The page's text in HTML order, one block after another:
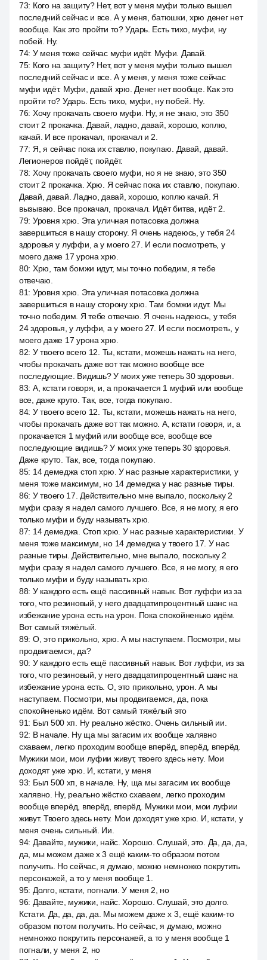
73: Кого на защиту? Нет, вот у меня муфи только вышел
последний сейчас и все. А у меня, батюшки, хрю денег нет
вообще. Как это пройти то? Ударь. Есть тихо, муфи, ну
побей. Ну.
74: У меня тоже сейчас муфи идёт. Муфи. Давай.
75: Кого на защиту? Нет, вот у меня муфи только вышел
последний сейчас и все. А у меня, у меня тоже сейчас
муфи идёт. Муфи, давай хрю. Денег нет вообще. Как это
пройти то? Ударь. Есть тихо, муфи, ну побей. Ну.
76: Хочу прокачать своего муфи. Ну, я не знаю, это 350
стоит 2 прокачка. Давай, ладно, давай, хорошо, коплю,
качай. И все прокачал, прокачал и 2.
77: Я, я сейчас пока их ставлю, покупаю. Давай, давай.
Легионеров пойдёт, пойдёт.
78: Хочу прокачать своего муфи, но я не знаю, это 350
стоит 2 прокачка. Хрю. Я сейчас пока их ставлю, покупаю.
Давай, давай. Ладно, давай, хорошо, коплю качай. Я
вызываю. Все прокачал, прокачал. Идёт битва, идёт 2.
79: Уровня хрю. Эта уличная потасовка должна
завершиться в нашу сторону. Я очень надеюсь, у тебя 24
здоровья у луффи, а у моего 27. И если посмотреть, у
моего даже 17 урона хрю.
80: Хрю, там бомжи идут, мы точно победим, я тебе
отвечаю.
81: Уровня хрю. Эта уличная потасовка должна
завершиться в нашу сторону хрю. Там бомжи идут. Мы
точно победим. Я тебе отвечаю. Я очень надеюсь, у тебя
24 здоровья, у луффи, а у моего 27. И если посмотреть, у
моего даже 17 урона хрю.
82: У твоего всего 12. Ты, кстати, можешь нажать на него,
чтобы прокачать даже вот так можно вообще все
последующие. Видишь? У моих уже теперь 30 здоровья.
83: А, кстати говоря, и, а прокачается 1 муфий или вообще
все, даже круто. Так, все, тогда покупаю.
84: У твоего всего 12. Ты, кстати, можешь нажать на него,
чтобы прокачать даже вот так можно. А, кстати говоря, и, а
прокачается 1 муфий или вообще все, вообще все
последующие видишь? У моих уже теперь 30 здоровья.
Даже круто. Так, все, тогда покупаю.
85: 14 демеджа стоп хрю. У нас разные характеристики, у
меня тоже максимум, но 14 демеджа у нас разные тиры.
86: У твоего 17. Действительно мне выпало, поскольку 2
муфи сразу я надел самого лучшего. Все, я не могу, я его
только муфи и буду называть хрю.
87: 14 демеджа. Стоп хрю. У нас разные характеристики. У
меня тоже максимум, но 14 демеджа у твоего 17. У нас
разные тиры. Действительно, мне выпало, поскольку 2
муфи сразу я надел самого лучшего. Все, я не могу, я его
только муфи и буду называть хрю.
88: У каждого есть ещё пассивный навык. Вот луффи из за
того, что резиновый, у него двадцатипроцентный шанс на
избежание урона есть на урон. Пока спокойненько идём.
Вот самый тяжёлый.
89: О, это прикольно, хрю. А мы наступаем. Посмотри, мы
продвигаемся, да?
90: У каждого есть ещё пассивный навык. Вот луффи, из за
того, что резиновый, у него двадцатипроцентный шанс на
избежание урона есть. О, это прикольно, урон. А мы
наступаем. Посмотри, мы продвигаемся, да, пока
спокойненько идём. Вот самый тяжёлый это
91: Был 500 хп. Ну реально жёстко. Очень сильный ии.
92: В начале. Ну ща мы загасим их вообще халявно
схаваем, легко проходим вообще вперёд, вперёд, вперёд.
Мужики мои, мои луфии живут, твоего здесь нету. Мои
доходят уже хрю. И, кстати, у меня
93: Был 500 хп, в начале. Ну, ща мы загасим их вообще
халявно. Ну, реально жёстко схаваем, легко проходим
вообще вперёд, вперёд, вперёд. Мужики мои, мои луфии
живут. Твоего здесь нету. Мои доходят уже хрю. И, кстати, у
меня очень сильный. Ии.
94: Давайте, мужики, найс. Хорошо. Слушай, это. Да, да, да,
да, мы можем даже x 3 ещё каким-то образом потом
получить. Но сейчас, я думаю, можно немножко покрутить
персонажей, а то у меня вообще 1.
95: Долго, кстати, погнали. У меня 2, но
96: Давайте, мужики, найс. Хорошо. Слушай, это долго.
Кстати. Да, да, да, да. Мы можем даже x 3, ещё каким-то
образом потом получить. Но сейчас, я думаю, можно
немножко покрутить персонажей, а то у меня вообще 1
погнали, у меня 2, но